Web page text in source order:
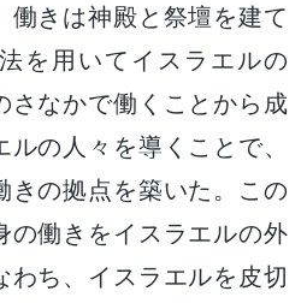
働きは神殿と祭壇を建て
を用いてイスラエルの
さなかで働くことから成
の人々を導くことで、
きの拠点を築いた。この
の働きをイスラエルの外
わち、イスラエルを皮切